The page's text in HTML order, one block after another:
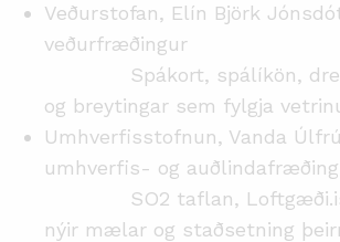
Veðurstofan, Elín Björk
veðurfræðingur
Spákort, spálíkön,
og breytingar sem fylgja
Umhverfisstofnun, Vanda
umhverfis- og
SO2 taflan, Loftgæði.is,
nýir mælar og staðsetning